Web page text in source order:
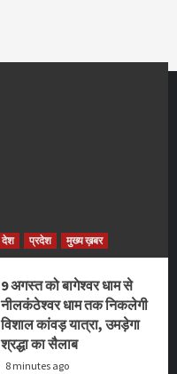
देश प्रदेश मुख्य ख़बर
9 अगस्त को बागेश्वर धाम से
नीलकंठेश्वर धाम तक निकलेगी
विशाल कांवड़ यात्रा, उमड़ेगा
श्रद्धा का सैलाब
8 minutes ago